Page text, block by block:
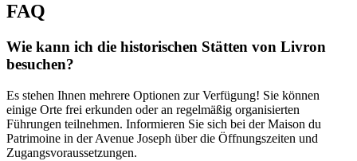
FAQ
Wie kann ich die historischen Stätten von Livron
besuchen?
Es stehen Ihnen mehrere Optionen zur Verfügung! Sie können
einige Orte frei erkunden oder an regelmäßig organisierten
Führungen teilnehmen. Informieren Sie sich bei der Maison du
Patrimoine in der Avenue Joseph über die Öffnungszeiten und
Zugangsvoraussetzungen.